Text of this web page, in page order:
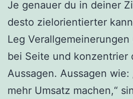
Je genauer du in deiner
desto zielorientierter
Leg
bei Seite und konzentrier
Aussagen. Aussagen wie:
mehr Umsatz machen,“